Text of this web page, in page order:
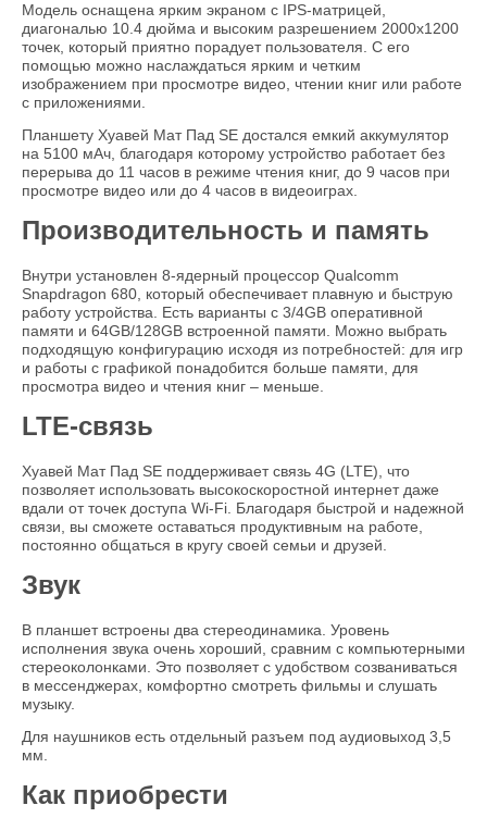
Модель оснащена ярким экраном с IPS-матрицей,
диагональю 10.4 дюйма и высоким разрешением 2000x1200
точек, который приятно порадует пользователя. С его
помощью можно наслаждаться ярким и четким
изображением при просмотре видео, чтении книг или работе
с приложениями.
Планшету Хуавей Мат Пад SE достался емкий аккумулятор
на 5100 мАч, благодаря которому устройство работает без
перерыва до 11 часов в режиме чтения книг, до 9 часов при
просмотре видео или до 4 часов в видеоиграх.
Производительность и память
Внутри установлен 8-ядерный процессор Qualcomm
Snapdragon 680, который обеспечивает плавную и быструю
работу устройства. Есть варианты с 3/4GB оперативной
памяти и 64GB/128GB встроенной памяти. Можно выбрать
подходящую конфигурацию исходя из потребностей: для игр
и работы с графикой понадобится больше памяти, для
просмотра видео и чтения книг – меньше.
LTE-связь
Хуавей Мат Пад SE поддерживает связь 4G (LTE), что
позволяет использовать высокоскоростной интернет даже
вдали от точек доступа Wi-Fi. Благодаря быстрой и надежной
связи, вы сможете оставаться продуктивным на работе,
постоянно общаться в кругу своей семьи и друзей.
Звук
В планшет встроены два стереодинамика. Уровень
исполнения звука очень хороший, сравним с компьютерными
стереоколонками. Это позволяет с удобством созваниваться
в мессенджерах, комфортно смотреть фильмы и слушать
музыку.
Для наушников есть отдельный разъем под аудиовыход 3,5
мм.
Как приобрести